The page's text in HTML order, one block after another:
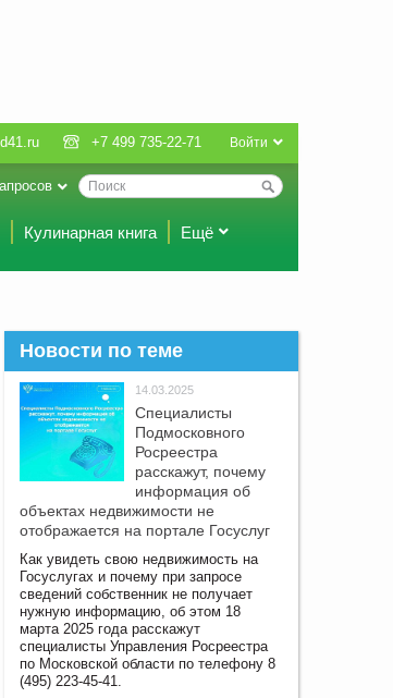
Войти
+7 499 735-22-71
Кулинарная книга Ещё
Новости по теме
14.03.2025
Специалисты
Подмосковного
Росреестра
расскажут, почему
информация об
объектах недвижимости не
отображается на портале Госуслуг
Как увидеть свою недвижимость на
Госуслугах и почему при запросе
сведений собственник не получает
нужную информацию, об этом 18
марта 2025 года расскажут
специалисты Управления Росреестра
по Московской области по телефону 8
(495) 223-45-41.